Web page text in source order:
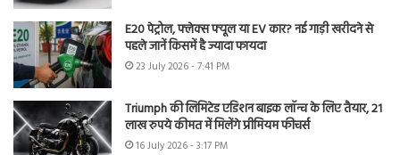
E20 पेट्रोल, फ्लेक्स फ्यूल या EV कार? नई गाड़ी खरीदने से
पहले जानें किसमें है ज्यादा फायदा
23 July 2026 - 7:41 PM
Triumph की लिमिटेड एडिशन बाइक लॉन्च के लिए तैयार, 21
लाख रुपये कीमत में मिलेंगे प्रीमियम फीचर्स
16 July 2026 - 3:17 PM